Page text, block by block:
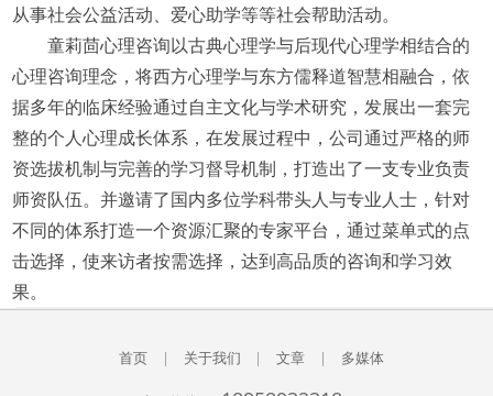
从事社会公益活动、爱心助学等等社会帮助活动。
童莉茴心理咨询以古典心理学与后现代心理学相结合的
心理咨询理念，将西方心理学与东方儒释道智慧相融合，依
据多年的临床经验通过自主文化与学术研究，发展出一套完
整的个人心理成长体系，在发展过程中，公司通过严格的师
资选拔机制与完善的学习督导机制，打造出了一支专业负责
师资队伍。并邀请了国内多位学科带头人与专业人士，针对
不同的体系打造一个资源汇聚的专家平台，通过菜单式的点
击选择，使来访者按需选择，达到高品质的咨询和学习效
果。
首页 | 关于我们 | 文章 | 多媒体